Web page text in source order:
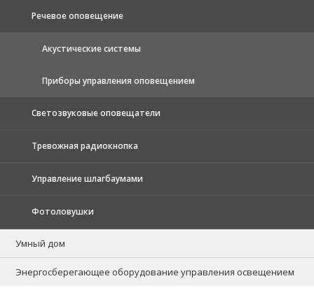
Речевое оповещение
Акустические системы
Приборы управления оповещением
Светозвуковые оповещатели
Тревожная радиокнопка
Управление шлагбаумами
Фотоловушки
Умный дом
Энергосберегающее оборудование управления освещением